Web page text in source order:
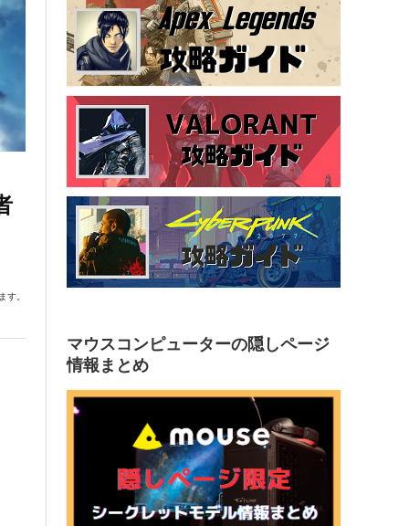
す。
マウスコンピューターの隠しページ
情報まとめ